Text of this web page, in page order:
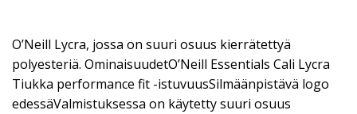
O’Neill Lycra, jossa on suuri osuus kierrätettyä
polyesteriä. OminaisuudetO’Neill Essentials Cali Lycra
Tiukka performance fit -istuvuusSilmäänpistävä logo
edessäValmistuksessa on käytetty suuri osuus